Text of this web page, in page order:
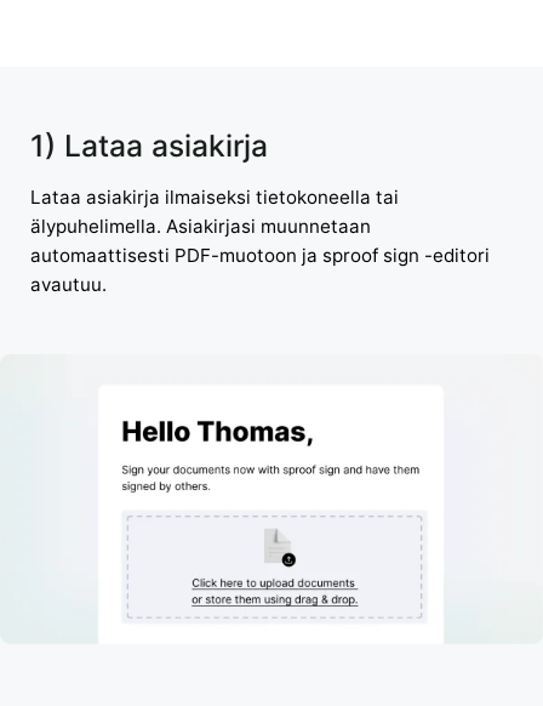
1) Lataa asiakirja
Lataa asiakirja ilmaiseksi tietokoneella tai
älypuhelimella. Asiakirjasi muunnetaan
automaattisesti PDF-muotoon ja sproof sign -editori
avautuu.